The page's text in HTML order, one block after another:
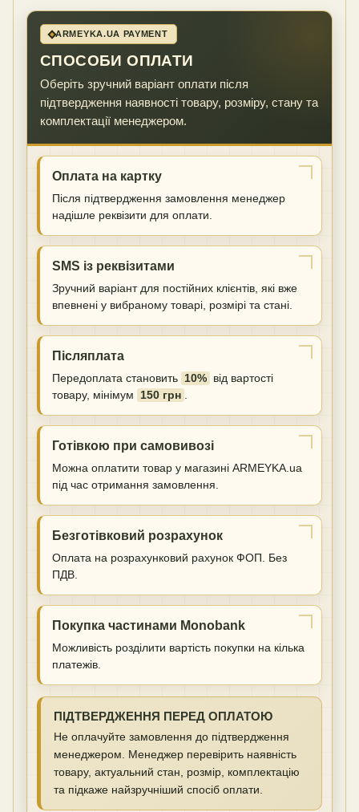
ARMEYKA.UA PAYMENT
СПОСОБИ ОПЛАТИ
Оберіть зручний варіант оплати після
підтвердження наявності товару, розміру, стану та
комплектації менеджером.
Оплата на картку
Після підтвердження замовлення менеджер
надішле реквізити для оплати.
SMS із реквізитами
Зручний варіант для постійних клієнтів, які вже
впевнені у вибраному товарі, розмірі та стані.
Післяплата
Передоплата становить 10% від вартості
товару, мінімум 150 грн .
Готівкою при самовивозі
Можна оплатити товар у магазині ARMEYKA.ua
під час отримання замовлення.
Безготівковий розрахунок
Оплата на розрахунковий рахунок ФОП. Без
ПДВ.
Покупка частинами Monobank
Можливість розділити вартість покупки на кілька
платежів.
ПІДТВЕРДЖЕННЯ ПЕРЕД ОПЛАТОЮ
Не оплачуйте замовлення до підтвердження
менеджером. Менеджер перевірить наявність
товару, актуальний стан, розмір, комплектацію
та підкаже найзручніший спосіб оплати.